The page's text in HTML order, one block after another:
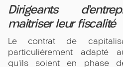
Dirigeants
maitriser leur fiscalité
Le contrat de
particulièrement adapté
qu’ils soient en phase